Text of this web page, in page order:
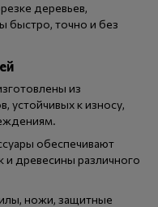
деревьев,
быстро, точно и без
из
устойчивых к износу,
обеспечивают
и древесины различного
ножи, защитные